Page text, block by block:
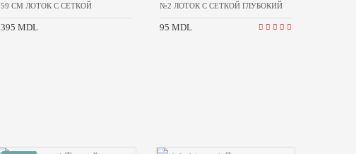
59 CM ЛОТОК С СЕТКОЙ
395 MDL
№2 ЛОТОК С СЕТКОЙ ГЛУБОКИЙ
95 MDL